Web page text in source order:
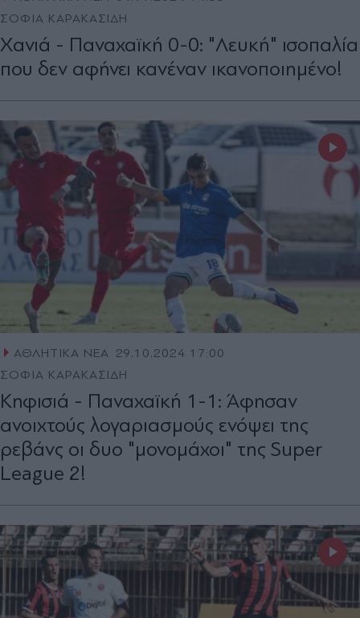
ΣΟΦΙΑ ΚΑΡΑΚΑΣΙΔΗ
Χανιά - Παναχαϊκή 0-0: "Λευκή" ισοπαλία
που δεν αφήνει κανέναν ικανοποιημένο!
ΑΘΛΗΤΙΚΑ ΝΕΑ 29.10.2024 17:00
ΣΟΦΙΑ ΚΑΡΑΚΑΣΙΔΗ
Κηφισιά - Παναχαϊκή 1-1: Άφησαν
ανοιχτούς λογαριασμούς ενόψει της
ρεβάνς οι δυο "μονομάχοι" της Super
League 2!